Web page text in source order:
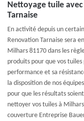
Nettoyage tuile
Tarnaise
En activité depuis un
Renovation Tarnaise sera
Milhars 81170 dans les
produits pour que vos
performance et sa
la disposition de nos
pour que les résultats
nettoyer vos tuiles à
couverture Entreprise